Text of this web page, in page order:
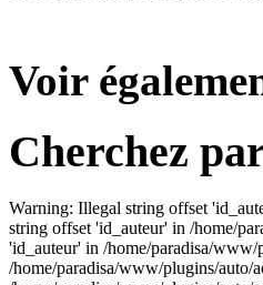
Voir
Cherchez
Warning: Illegal string offset
string offset 'id_auteur' in /home/
'id_auteur' in /home/paradisa/
/home/paradisa/www/plugins/auto/